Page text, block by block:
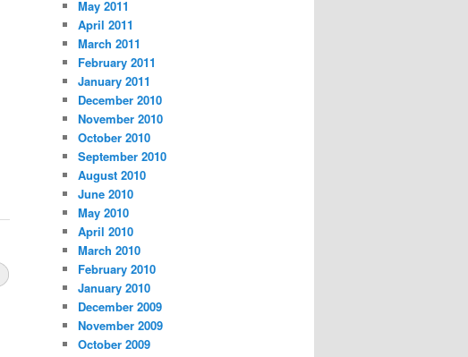
May 2011
April 2011
March 2011
February 2011
January 2011
December 2010
November 2010
October 2010
September 2010
August 2010
June 2010
May 2010
April 2010
March 2010
February 2010
January 2010
December 2009
November 2009
October 2009